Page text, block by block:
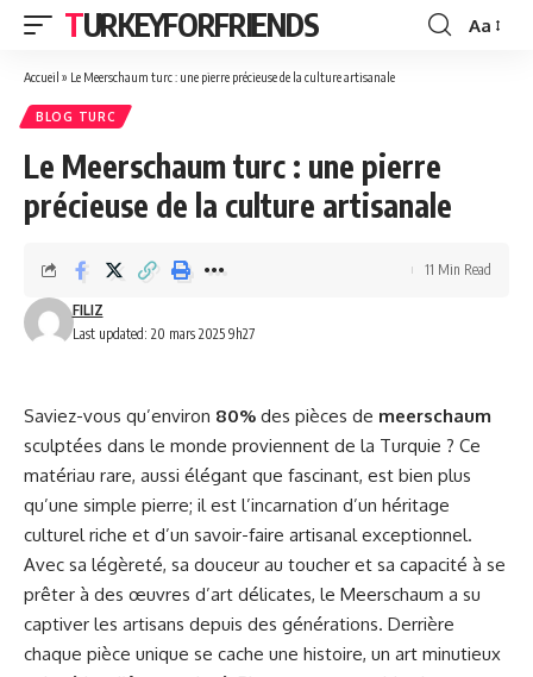
TURKEYFORFRIENDS
Font
Aa
Accueil » Le Meerschaum turc : une pierre précieuse de la culture artisanale
BLOG TURC
Le Meerschaum turc : une pierre
précieuse de la culture artisanale
Last updated: 20 mars 2025 9h27
FILIZ
11 Min Read
Saviez-vous qu’environ 80% des pièces de meerschaum
sculptées dans le monde proviennent de la Turquie ? Ce
matériau rare, aussi élégant que fascinant, est bien plus
qu’une simple pierre; il est l’incarnation d’un héritage
culturel riche et d’un savoir-faire artisanal exceptionnel.
Avec sa légèreté, sa douceur au toucher et sa capacité à se
prêter à des œuvres d’art délicates, le Meerschaum a su
captiver les artisans depuis des générations. Derrière
chaque pièce unique se cache une histoire, un art minutieux